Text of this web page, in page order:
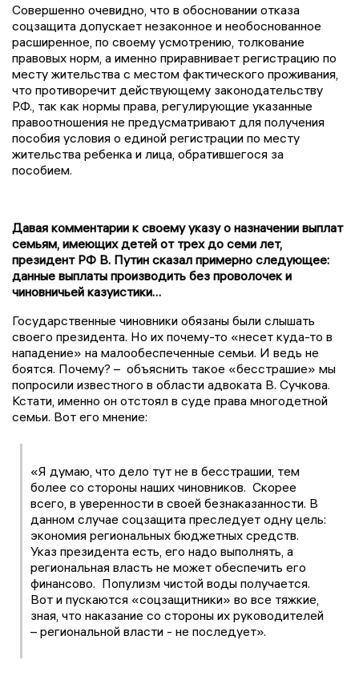
Совершенно очевидно, что в обосновании отказа
соцзащита допускает незаконное и необоснованное
расширенное, по своему усмотрению, толкование
правовых норм, а именно приравнивает регистрацию по
месту жительства с местом фактического проживания,
что противоречит действующему законодательству
Р.Ф., так как нормы права, регулирующие указанные
правоотношения не предусматривают для получения
пособия условия о единой регистрации по месту
жительства ребенка и лица, обратившегося за
пособием.
Давая комментарии к своему указу о назначении выплат
семьям, имеющих детей от трех до семи лет,
президент РФ В. Путин сказал примерно следующее:
данные выплаты производить без проволочек и
чиновничьей казуистики…
Государственные чиновники обязаны были слышать
своего президента. Но их почему-то «несет куда-то в
нападение» на малообеспеченные семьи. И ведь не
боятся. Почему? – объяснить такое «бесстрашие» мы
попросили известного в области адвоката В. Сучкова.
Кстати, именно он отстоял в суде права многодетной
семьи. Вот его мнение:
«Я думаю, что дело тут не в бесстрашии, тем
более со стороны наших чиновников. Скорее
всего, в уверенности в своей безнаказанности. В
данном случае соцзащита преследует одну цель:
экономия региональных бюджетных средств.
Указ президента есть, его надо выполнять, а
региональная власть не может обеспечить его
финансово. Популизм чистой воды получается.
Вот и пускаются «соцзащитники» во все тяжкие,
зная, что наказание со стороны их руководителей
– региональной власти - не последует».